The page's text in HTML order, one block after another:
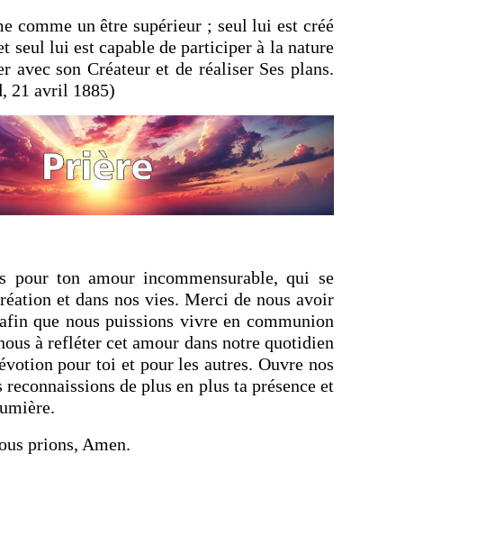
comme un être supérieur ; seul lui est créé
seul lui est capable de participer à la nature
avec son Créateur et de réaliser Ses plans.
21 avril 1885)
pour ton amour incommensurable, qui se
et dans nos vies. Merci de nous avoir
que nous puissions vivre en communion
à refléter cet amour dans notre quotidien
pour toi et pour les autres. Ouvre nos
de plus en plus ta présence et
prions, Amen.